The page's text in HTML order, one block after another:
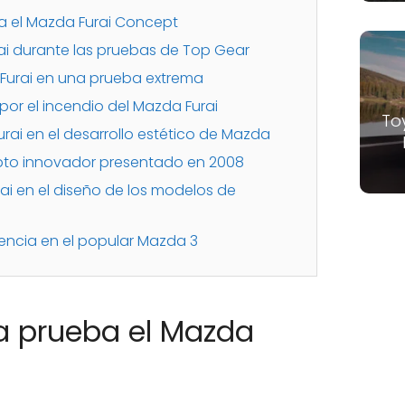
el Mazda Furai Concept
durante las pruebas de Top Gear
en una prueba extrema
el incendio del Mazda Furai
en el desarrollo estético de Mazda
innovador presentado en 2008
en el diseño de los modelos de
en el popular Mazda 3
prueba el Mazda